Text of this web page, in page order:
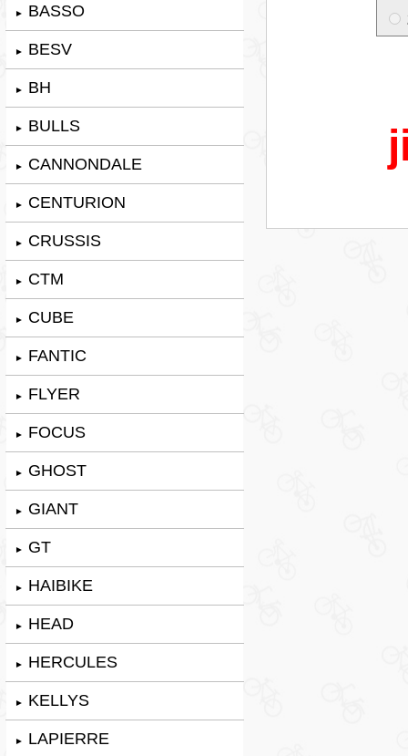
► BASSO
► BESV
► BH
► BULLS
► CANNONDALE
► CENTURION
► CRUSSIS
► CTM
► CUBE
► FANTIC
► FLYER
► FOCUS
► GHOST
► GIANT
► GT
► HAIBIKE
► HEAD
► HERCULES
► KELLYS
► LAPIERRE